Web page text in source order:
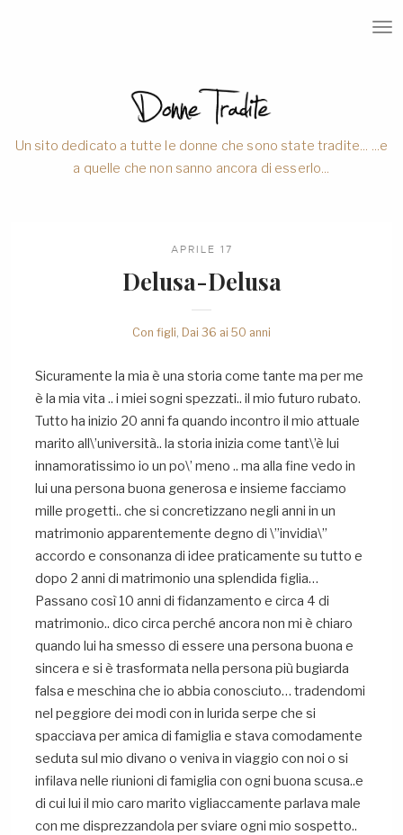
T
V
Un sito dedicato a tutte le donne che sono state tradite... ...e
a quelle che non sanno ancora di esserlo...
APRILE 17
Delusa-Delusa
Con figli, Dai 36 ai 50 anni
Sicuramente la mia è una storia come tante ma per me
è la mia vita .. i miei sogni spezzati.. il mio futuro rubato.
Tutto ha inizio 20 anni fa quando incontro il mio attuale
marito all\’università.. la storia inizia come tant\’è lui
innamoratissimo io un po\’ meno .. ma alla fine vedo in
lui una persona buona generosa e insieme facciamo
mille progetti.. che si concretizzano negli anni in un
matrimonio apparentemente degno di \”invidia\”
accordo e consonanza di idee praticamente su tutto e
dopo 2 anni di matrimonio una splendida figlia…
Passano così 10 anni di fidanzamento e circa 4 di
matrimonio.. dico circa perché ancora non mi è chiaro
quando lui ha smesso di essere una persona buona e
sincera e si è trasformata nella persona più bugiarda
falsa e meschina che io abbia conosciuto… tradendomi
nel peggiore dei modi con in lurida serpe che si
spacciava per amica di famiglia e stava comodamente
seduta sul mio divano o veniva in viaggio con noi o si
infilava nelle riunioni di famiglia con ogni buona scusa..e
di cui lui il mio caro marito vigliaccamente parlava male
con me disprezzandola per sviare ogni mio sospetto..